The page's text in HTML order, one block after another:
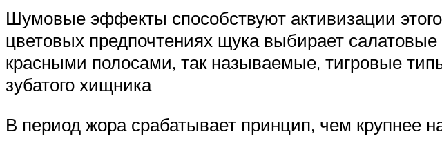
Шумовые эффекты способствуют активизации
цветовых предпочтениях щука выбирает
красными полосами, так называемые, тигровые
зубатого хищника
В период жора срабатывает принцип, чем крупнее